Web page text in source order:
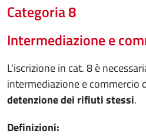
Categoria 8
Intermediazione e
L'iscrizione in cat. 8 è
intermediazione e commercio
detenzione dei rifiuti stessi.
Definizioni: